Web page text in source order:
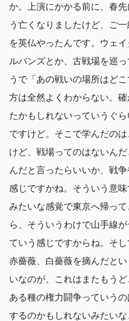
か。上演にかかる前に、春
う亡くなりましたけど、ご
を英仏やったんです。ウェ
ルバンズとか、古戦場を巡
うで「あの戦いの場所はど
方は全然よくわからない。
たかもしれないっていうぐ
ですけど。そこで学んだの
けど、戦場ってのはないん
んだと言ったらいいか、戦
感じですかね。そういう意
みたいな感覚で東京へ帰っ
ら、そういうわけで山手線
ていう感じですからね。そ
赤薔薇、白薔薇を摘んだと
いなのが、これはまたもう
ある種の権力闘争っていう
するのかもしれないみたい